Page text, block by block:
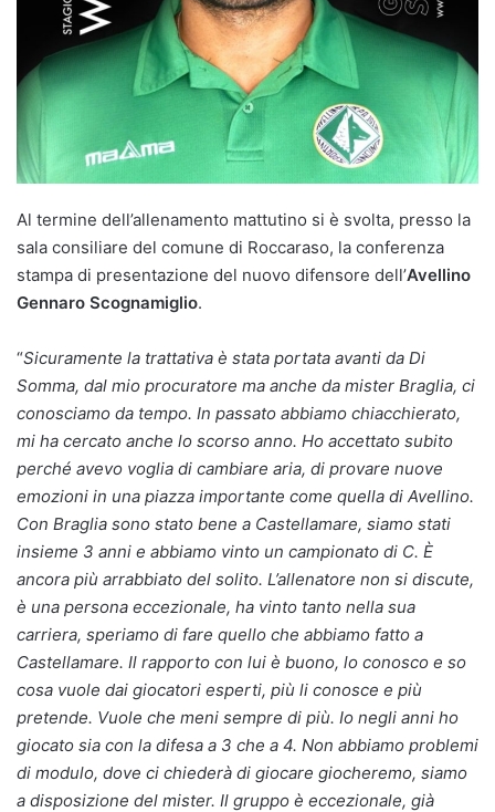
Al termine dell’allenamento mattutino si è svolta, presso la
sala consiliare del comune di Roccaraso, la conferenza
stampa di presentazione del nuovo difensore dell’Avellino
Gennaro Scognamiglio.
“Sicuramente la trattativa è stata portata avanti da Di
Somma, dal mio procuratore ma anche da mister Braglia, ci
conosciamo da tempo. In passato abbiamo chiacchierato,
mi ha cercato anche lo scorso anno. Ho accettato subito
perché avevo voglia di cambiare aria, di provare nuove
emozioni in una piazza importante come quella di Avellino.
Con Braglia sono stato bene a Castellamare, siamo stati
insieme 3 anni e abbiamo vinto un campionato di C. È
ancora più arrabbiato del solito. L’allenatore non si discute,
è una persona eccezionale, ha vinto tanto nella sua
carriera, speriamo di fare quello che abbiamo fatto a
Castellamare. Il rapporto con lui è buono, lo conosco e so
cosa vuole dai giocatori esperti, più li conosce e più
pretende. Vuole che meni sempre di più. Io negli anni ho
giocato sia con la difesa a 3 che a 4. Non abbiamo problemi
di modulo, dove ci chiederà di giocare giocheremo, siamo
a disposizione del mister. Il gruppo è eccezionale, già